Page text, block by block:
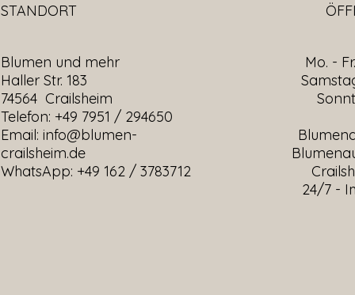
STANDORT
Blumen und mehr
Haller Str. 183
74564 Crailsheim
Telefon: +49 7951 / 294650
Email: info@blumen-
crailsheim.de
WhatsApp: +49 162 / 3783712
Mo. -
24/7 -